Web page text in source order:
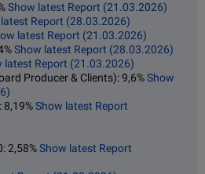
Show latest Report (21.03.2026)
Report (28.03.2026)
latest Report (21.03.2026)
Show latest Report (28.03.2026)
latest Report (21.03.2026)
Producer & Clients): 9,6%Show
8,19%Show latest Report
2,58%Show latest Report